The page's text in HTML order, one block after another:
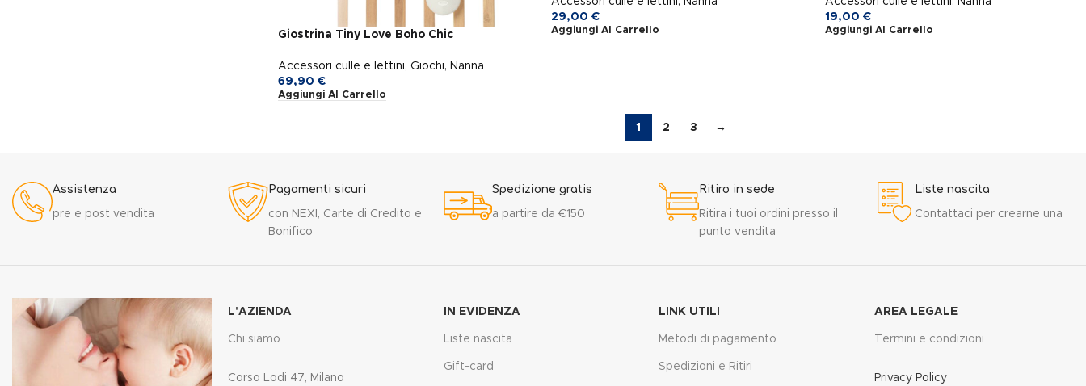
Giostrina Tiny Love Boho Chic
Accessori culle e lettini, Giochi, Nanna
69,90 €
Aggiungi Al Carrello
29,00€
Aggiungi Al Carrello
19,00 €
Aggiungi Al Carrello
1 2 3 →
Assistenza
pre e post vendita
Pagamenti sicuri
con NEXI, Carte di Credito e
Bonifico
Spedizione gratis
a partire da €150
Ritiro in sede
Ritira i tuoi ordini presso il
punto vendita
Liste nascita
Contattaci per crearne una
L'AZIENDA
Chi siamo
Corso Lodi 47, Milano
IN EVIDENZA
Liste nascita
Gift-card
LINK UTILI
Metodi di pagamento
Spedizioni e Ritiri
AREA LEGALE
Termini e condizioni
Privacy Policy